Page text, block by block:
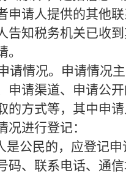
申请人提供的其他
告知税务机关已收
请情况。 申请情况
申请渠道、申请公
的方式等，其中申
况进行登记：
是公民的，应登记申
码、联系电话、通信